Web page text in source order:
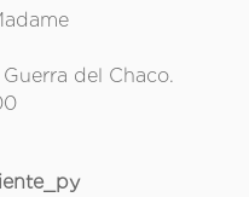
del Chaco.